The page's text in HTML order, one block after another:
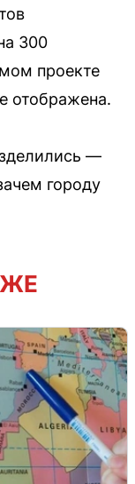
300
проекте
отображена.
—
городу